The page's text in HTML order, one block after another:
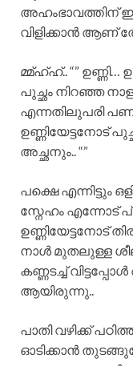
അഹംഭാവത്തിന്
വിളിക്കാൻ ആണ്
മ്മ്ഹ്ഹ്.. “” ഉണ്ണി…
പുച്ഛം നിറഞ്ഞ
എന്നതിലുപരി
ഉണ്ണിയേട്ടനോട്
അച്ഛനും.. “”
പക്ഷെ എന്നിട്ടും
സ്നേഹം എന്നോട്
ഉണ്ണിയേട്ടനോട്
നാൾ മുതലുള്ള
കണ്ണടച്ച്
ആയിരുന്നു..
പാതി വഴിക്ക്
ഓടിക്കാൻ